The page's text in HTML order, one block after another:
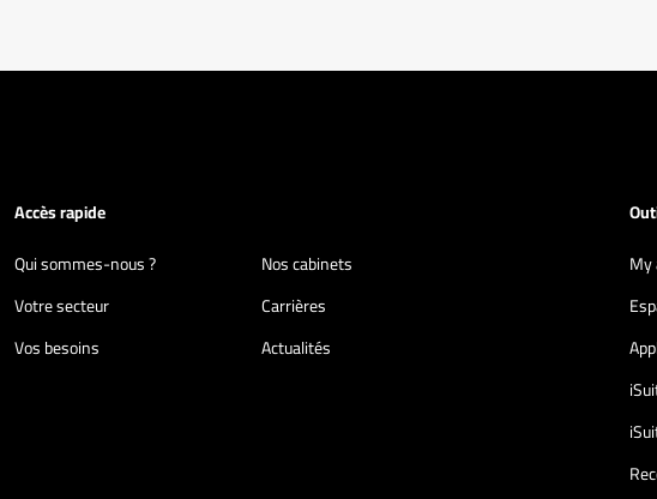
Accès rapide
Qui sommes-nous ?
Nos cabinets
Votre secteur
Carrières
Vos besoins
Actualités